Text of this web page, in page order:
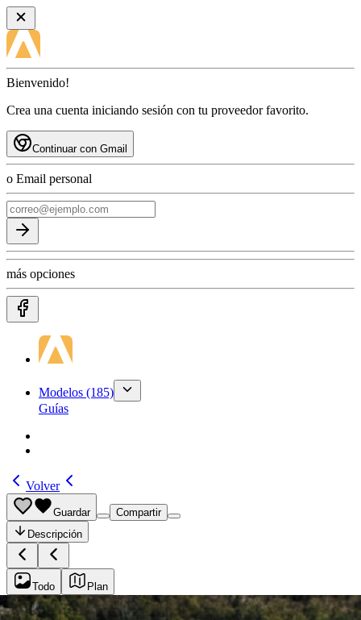
Bienvenido!
Crea una cuenta iniciando sesión con tu proveedor favorito.
Continuar con Gmail
o Email personal
más opciones
Modelos (185)
Guías
Volver
Guardar
Compartir
Descripción
Todo Plan